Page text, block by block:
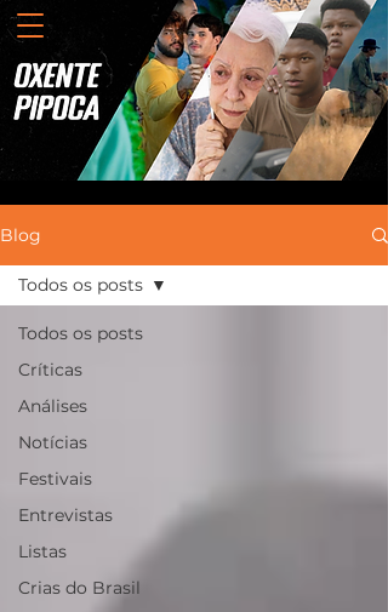
Blog
Todos os posts
Críticas
Análises
Notícias
Festivais
Entrevistas
Listas
Crias do Brasil
Todos os posts